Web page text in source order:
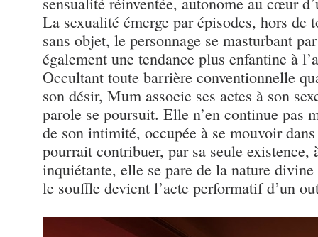
La sexualité émerge par épisodes, hors de
sans objet, le personnage se masturbant
également une tendance plus enfantine à
Occultant toute barrière conventionnelle
son désir, Mum associe ses actes à son
parole se poursuit. Elle n’en continue pas
de son intimité, occupée à se mouvoir
pourrait contribuer, par sa seule existence,
inquiétante, elle se pare de la nature
le souffle devient l’acte performatif d’un